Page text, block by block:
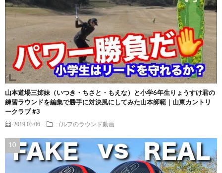
山本道場三姉妹（いつき・ちさと・もえな）と小学6年生りょうすけ君の
練習ラウンドを編集で勝手に対決風にしてみた山本師範｜山東カントリ
ークラブ #3
2019.03.06 ゴルフのラウンド動画